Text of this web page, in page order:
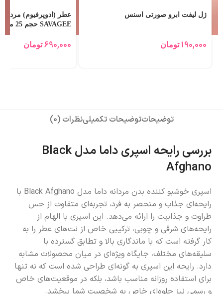
ژل لیفت ابرو صورتی اسنس
190,000 تومان
عطر (ادوپرفیوم)
SAVAGEE حجم 25 میلی لیتر
690,000 تومان
توضیحاتتوضیحات تکمیلینظرات (0)
بررسی رایحه اسپری داما مدل Black
Afghano
اسپری خوشبو کننده بدن مردانه داما مدل Black Afghano با
رایحه‌ای جذاب و منحصر به فرد، تجربه‌ای متفاوت از حس
طراوت و جذابیت را ارائه می‌دهد. این اسپری با الهام از
رایحه‌های شرقی و چوبی، ترکیبی خاص از نت‌های عطر را به
کار گرفته است که با ماندگاری بالا و تطابق گسترده با
سلیقه‌های مختلف، جایگاه ویژه‌ای در میان محصولات مشابه
دارد. رایحه این اسپری به گونه‌ای طراحی شده است که نه تنها
برای استفاده روزانه مناسب باشد، بلکه در موقعیت‌های خاص